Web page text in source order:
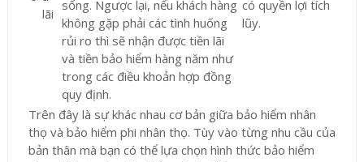
lãi
sống. Ngược lại, nếu khách hàng
không gặp phải các tình huống
rủi ro thì sẽ nhận được tiền lãi
và tiền bảo hiểm hàng năm như
trong các điều khoản hợp đồng
quy định.
có quyền lợi tích
lũy.
Trên đây là sự khác nhau cơ bản giữa bảo hiểm nhân
thọ và bảo hiểm phi nhân thọ. Tùy vào từng nhu cầu của
bản thân mà bạn có thể lựa chọn hình thức bảo hiểm